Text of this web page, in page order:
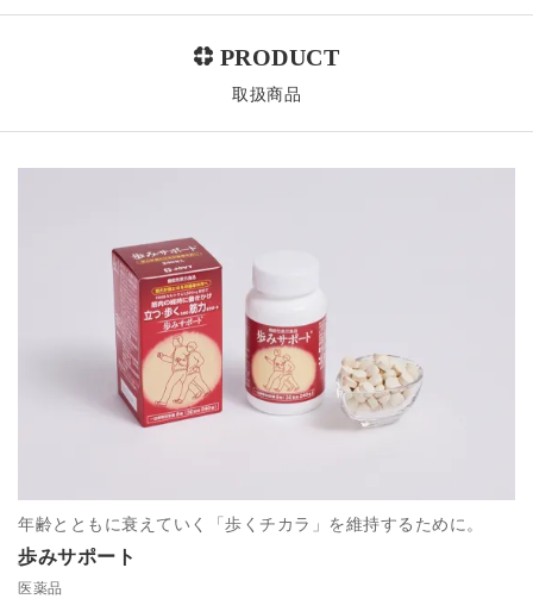
取扱商品
歩みサポート
年齢とともに衰えていく「歩くチカラ」を維持するために。
医薬品